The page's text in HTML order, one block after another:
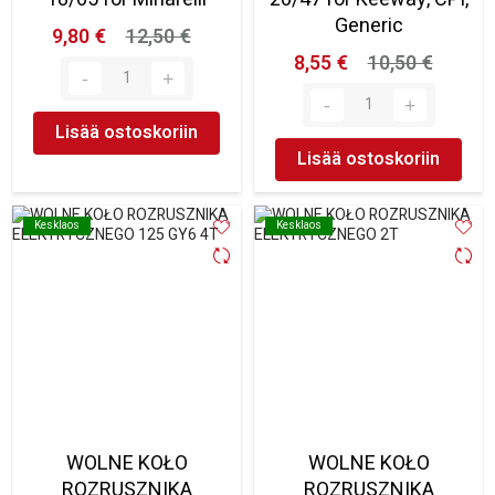
9,80 €
12,50 €
Lisää ostoskoriin
Generic
8,55 €
10,50 €
Lisää ostoskoriin
Kesklaos
Kesklaos
WOLNE KOŁO
Kesklaos
Kesklaos
WOLNE KOŁO